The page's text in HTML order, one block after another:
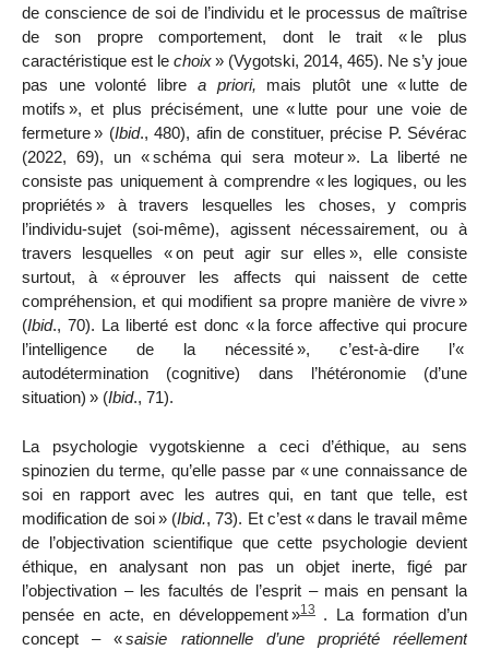
de conscience de soi de l’individu et le processus de maîtrise
de son propre comportement, dont le trait « le plus
caractéristique est le choix» (Vygotski, 2014, 465). Ne s’y joue
pas une volonté libre a priori, mais plutôt une « lutte de
motifs », et plus précisément, une « lutte pour une voie de
fermeture» (Ibid., 480), afin de constituer, précise P. Sévérac
(2022, 69), un «schéma qui sera moteur». La liberté ne
consiste pas uniquement à comprendre « les logiques, ou les
propriétés » à travers lesquelles les choses, y compris
l’individu-sujet (soi-même), agissent nécessairement, ou à
travers lesquelles «on peut agir sur elles », elle consiste
surtout, à «éprouver les affects qui naissent de cette
compréhension, et qui modifient sa propre manière de vivre»
(Ibid., 70). La liberté est donc « la force affective qui procure
l’intelligence de la nécessité», c’est-à-dire l’«
autodétermination (cognitive) dans l’hétéronomie (d’une
situation) » (Ibid., 71).
La psychologie vygotskienne a ceci d’éthique, au sens
spinozien du terme, qu’elle passe par « une connaissance de
soi en rapport avec les autres qui, en tant que telle, est
modification de soi» (Ibid., 73). Et c’est «dans le travail même
de l’objectivation scientifique que cette psychologie devient
éthique, en analysant non pas un objet inerte, figé par
l’objectivation – les facultés de l’esprit – mais en pensant la
pensée en acte, en développement»13
. La formation d’un
concept – «saisie rationnelle d’une propriété réellement